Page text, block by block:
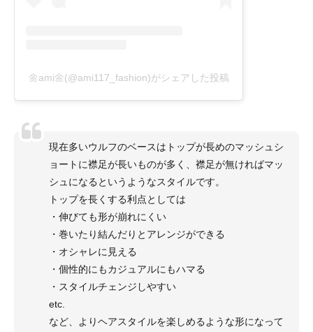
🌼ami🌼(@ami117_fashion)がシェアした投稿
現在多いウルフのベースはトップが長めのマッシュシ
ョートに襟足が長いものが多く、襟足が無ければマッ
シュになるというようなスタイルです。
トップを長くする利点としては
・伸びても形が崩れにくい
・巻いたり結んだりとアレンジができる
・オシャレに見える
・個性的にもカジュアルにもハマる
・スタイルチェンジしやすい
etc.
など、よりヘアスタイルを楽しめるような形になって